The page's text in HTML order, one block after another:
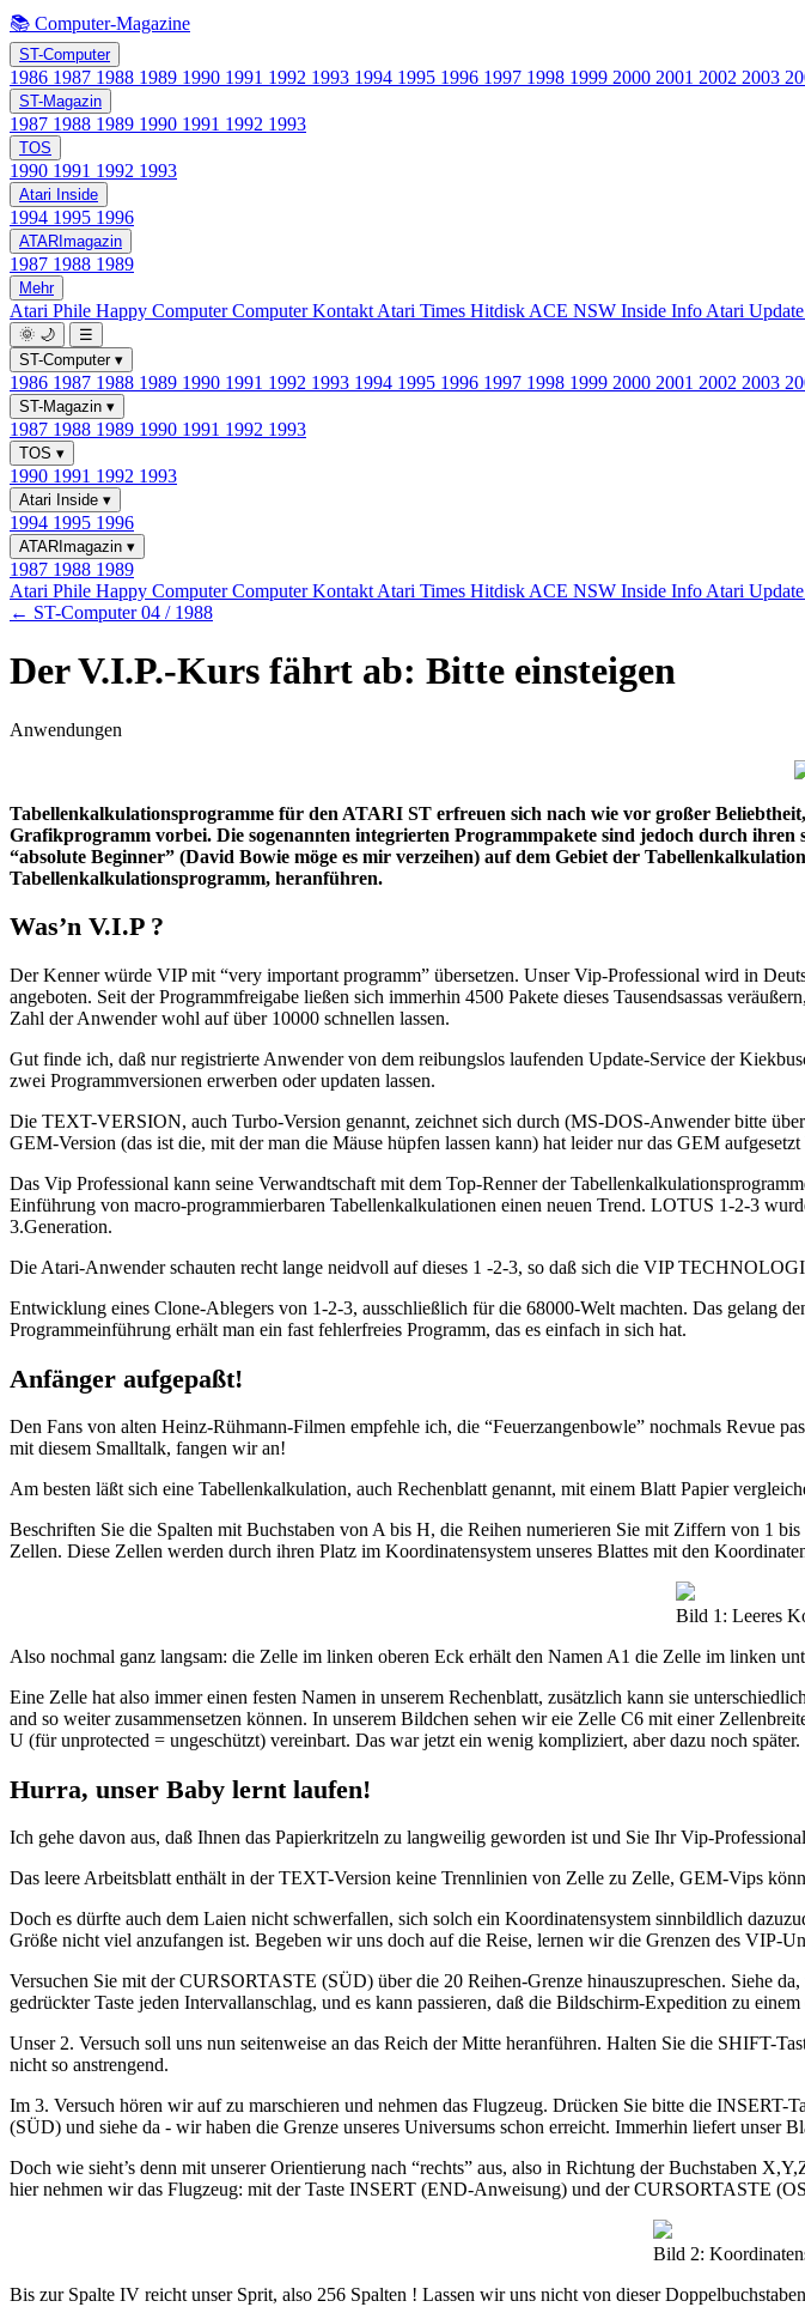
📚 Computer-Magazine
ST-Computer
1986 1987 1988 1989 1990 1991 1992 1993 1994 1995 1996 1997 1998 1999 2000 2001 2002 2003
ST-Magazin
1987 1988 1989 1990 1991 1992 1993
TOS
1990 1991 1992 1993
Atari Inside
1994 1995 1996
ATARImagazin
1987 1988 1989
Mehr
Atari Phile Happy ComputerComputer Kontakt Atari Times Hitdisk ACE NSW Inside Info Atari Update
🌞 🌙
☰
ST-Computer ▾
1986 1987 1988 1989 1990 1991 1992 1993 1994 1995 1996 1997 1998 1999 2000 2001 2002 2003
ST-Magazin ▾
1987 1988 1989 1990 1991 1992 1993
TOS ▾
1990 1991 1992 1993
Atari Inside ▾
1994 1995 1996
ATARImagazin ▾
1987 1988 1989
Atari Phile Happy ComputerComputer Kontakt Atari Times Hitdisk ACE NSW Inside Info Atari Update
← ST-Computer 04 / 1988
Der V.I.P.-Kurs fährt ab: Bitte einsteigen
Anwendungen
Tabellenkalkulationsprogramme für den ATARI ST erfreuen sich nach wie vor großer
Grafikprogramm vorbei. Die sogenannten integrierten Programmpakete sind jedoch durch
“absolute Beginner” (David Bowie möge es mir verzeihen) auf dem Gebiet der
Tabellenkalkulationsprogramm, heranführen.
Was’n V.I.P ?
Der Kenner würde VIP mit “very important programm” übersetzen. Unser Vip-Professional wird in
angeboten. Seit der Programmfreigabe ließen sich immerhin 4500 Pakete dieses Tausendsassas
Zahl der Anwender wohl auf über 10000 schnellen lassen.
Gut finde ich, daß nur registrierte Anwender von dem reibungslos laufenden Update-Service der
zwei Programmversionen erwerben oder updaten lassen.
Die TEXT-VERSION, auch Turbo-Version genannt, zeichnet sich durch (MS-DOS-Anwender bitte
GEM-Version (das ist die, mit der man die Mäuse hüpfen lassen kann) hat leider nur das GEM
Das Vip Professional kann seine Verwandtschaft mit dem Top-Renner der
Einführung von macro-programmierbaren Tabellenkalkulationen einen neuen Trend. LOTUS 1-2-3
3.Generation.
Die Atari-Anwender schauten recht lange neidvoll auf dieses 1 -2-3, so daß sich die VIP
Entwicklung eines Clone-Ablegers von 1-2-3, ausschließlich für die 68000-Welt machten. Das gelang
Programmeinführung erhält man ein fast fehlerfreies Programm, das es einfach in sich hat.
Anfänger aufgepaßt!
Den Fans von alten Heinz-Rühmann-Filmen empfehle ich, die “Feuerzangenbowle” nochmals Revue
mit diesem Smalltalk, fangen wir an!
Am besten läßt sich eine Tabellenkalkulation, auch Rechenblatt genannt, mit einem Blatt Papier
Beschriften Sie die Spalten mit Buchstaben von A bis H, die Reihen numerieren Sie mit Ziffern von 1
Zellen. Diese Zellen werden durch ihren Platz im Koordinatensystem unseres Blattes mit den
Bild 1: Leeres
Also nochmal ganz langsam: die Zelle im linken oberen Eck erhält den Namen A1 die Zelle im linken
Eine Zelle hat also immer einen festen Namen in unserem Rechenblatt, zusätzlich kann sie
and so weiter zusammensetzen können. In unserem Bildchen sehen wir eie Zelle C6 mit einer
U (für unprotected = ungeschützt) vereinbart. Das war jetzt ein wenig kompliziert, aber dazu noch später.
Hurra, unser Baby lernt laufen!
Ich gehe davon aus, daß Ihnen das Papierkritzeln zu langweilig geworden ist und Sie Ihr Vip-
Das leere Arbeitsblatt enthält in der TEXT-Version keine Trennlinien von Zelle zu Zelle, GEM-Vips
Doch es dürfte auch dem Laien nicht schwerfallen, sich solch ein Koordinatensystem sinnbildlich
Größe nicht viel anzufangen ist. Begeben wir uns doch auf die Reise, lernen wir die Grenzen des VIP-
Versuchen Sie mit der CURSORTASTE (SÜD) über die 20 Reihen-Grenze hinauszupreschen. Siehe
gedrückter Taste jeden Intervallanschlag, und es kann passieren, daß die Bildschirm-Expedition zu
Unser 2. Versuch soll uns nun seitenweise an das Reich der Mitte heranführen. Halten Sie die SHIFT-
nicht so anstrengend.
Im 3. Versuch hören wir auf zu marschieren und nehmen das Flugzeug. Drücken Sie bitte die
(SÜD) und siehe da - wir haben die Grenze unseres Universums schon erreicht. Immerhin liefert unser
Doch wie sieht’s denn mit unserer Orientierung nach “rechts” aus, also in Richtung der Buchstaben
hier nehmen wir das Flugzeug: mit der Taste INSERT (END-Anweisung) und der CURSORTASTE
Bild 2:
Bis zur Spalte IV reicht unser Sprit, also 256 Spalten ! Lassen wir uns nicht von dieser